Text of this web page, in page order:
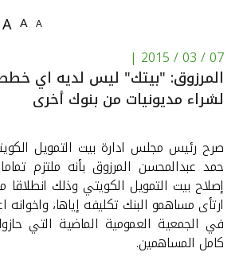
الاستثمار
أدوات وخدمات
خدمات ما بعد البيع
A
A
A
07 / 03 / 2015
|
المرزوق: "بيتك" ليس لديه اي
لشراء مديونيات من بنوك أخرى
صرح رئيس مجلس ادارة بيت التمويل
حمد عبدالمحسن المرزوق بأنه ملتزم
إصلاح بيت التمويل الكويتي وذلك
ارتأى مساهمو البنك تكليفه إياها،
في الجمعية العمومية الماضية التي
كامل المساهمين.